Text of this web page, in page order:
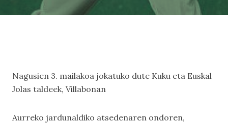
Nagusien 3. mailakoa jokatuko dute Kuku eta Euskal
Jolas taldeek, Villabonan
Aurreko jardunaldiko atsedenaren ondoren,